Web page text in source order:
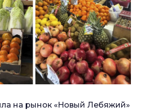
на рынок «Новый Лебяжий»